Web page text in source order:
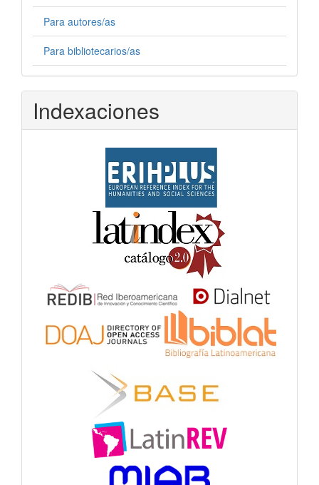
Para autores/as
Para bibliotecarios/as
Indexaciones